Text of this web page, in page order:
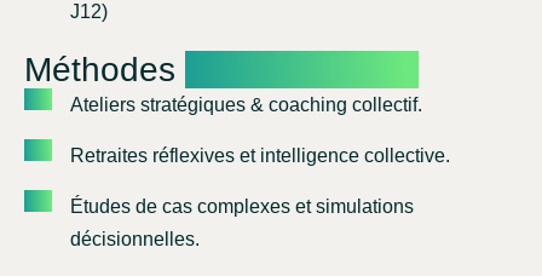
J12)
Méthodes
Ateliers stratégiques & coaching collectif.
Retraites réflexives et intelligence collective.
Études de cas complexes et simulations
décisionnelles.